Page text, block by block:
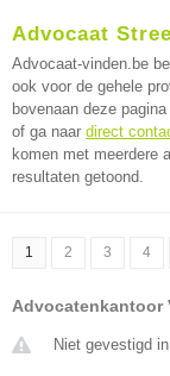
Advocaat Stree
Advocaat-vinden.be
ook voor de gehele
bovenaan deze
of ga naar direct
komen met meerdere
resultaten getoond.
1 2 3 4
Advocatenkantoor
Niet gevestigd